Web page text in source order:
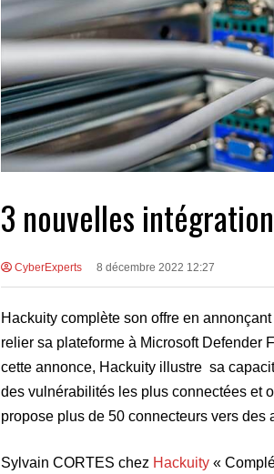
3 nouvelles
CyberExperts 8 décembre 2022 12:27
Hackuity complète son offre en
relier sa plateforme à Microsoft Defender
cette annonce, Hackuity illustre sa
des vulnérabilités les plus connectées et
propose plus de 50 connecteurs vers des
Sylvain CORTES chez Hackuity «